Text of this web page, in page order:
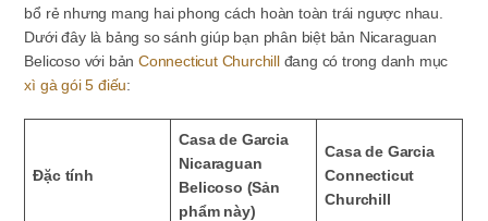
bổ rẻ nhưng mang hai phong cách hoàn toàn trái ngược nhau.
Dưới đây là bảng so sánh giúp bạn phân biệt bản Nicaraguan
Belicoso với bảnConnecticut Churchillđang có trong danh mục
xì gà gói 5 điếu:
Đặc tính
Casa de Garcia
Nicaraguan
Belicoso (Sản
phẩm này)
Casa de Garcia
Connecticut
Churchill